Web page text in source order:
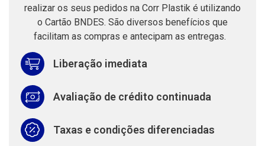
realizar os seus pedidos na Corr Plastik é utilizando
o Cartão BNDES. São diversos benefícios que
facilitam as compras e antecipam as entregas.
Liberação imediata
Avaliação de crédito continuada
Taxas e condições diferenciadas